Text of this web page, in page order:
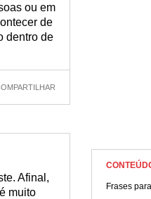
ou em
de
dentro de
Afinal,
muito
Frases